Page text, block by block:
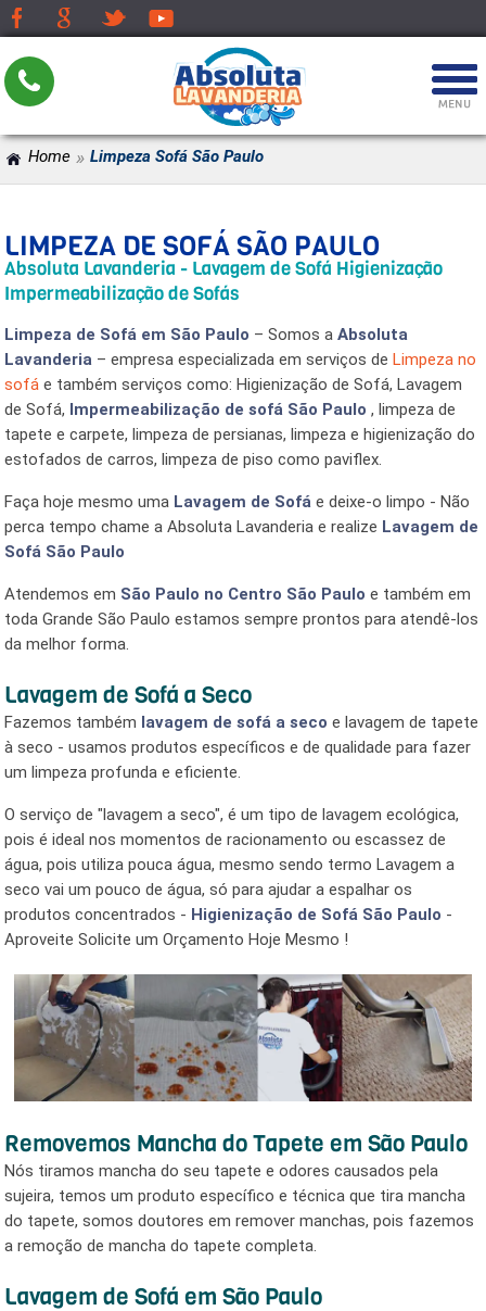
LIMPEZA DE SOFÁ SÃO
PAULOABSOLUTA
LAVANDERIA - LAVAGEM DE
SOFÁ HIGIENIZAÇÃO
IMPERMEABILIZAÇÃO DE
SOFÁS
Limpeza de Sofá em São Paulo– Somos aAbsoluta
Lavanderia – empresa especializada em serviços deLimpeza
no sofáe também serviços como: Higienização de Sofá,
limpeza de tapete e carpete, limpeza de persianas, limpeza e
higienização do estofados de carros, limpeza de piso como
Faça hoje mesmo umaLavagem de Sofá
perca tempo chame a Absoluta Lavanderia e realize Lavagem
de Sofá São Paulo
em toda Grande São Paulo estamos sempre prontos para
atendê-los da melhor forma.
LAVAGEM DE SOFÁ A SECO
Fazemos tambémlavagem de sofá a seco e lavagem de
tapete à seco - usamos produtos específicos e de qualidade
O serviço de "lavagem a seco", é um tipo de lavagem ecológica,
pois é ideal nos momentos de racionamento ou escassez de
água, pois utiliza pouca água, mesmo sendo termo Lavagem a
seco vai um pouco de água, só para ajudar a espalhar os
produtos concentrados -Higienização de Sofá São Paulo-
REMOVEMOS MANCHA DO TAPETE
EM SÃO PAULO
Nós tiramos mancha do seu tapete e odores causados pela
do tapete, somos doutores em remover manchas, pois